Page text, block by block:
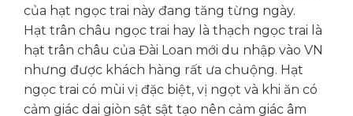
của hạt ngọc trai này đang tăng từng ngày.
Hạt trân châu ngọc trai hay là thạch ngọc trai là
hạt trân châu của Đài Loan mới du nhập vào VN
nhưng được khách hàng rất ưa chuộng. Hạt
ngọc trai có mùi vị đặc biệt, vị ngọt và khi ăn có
cảm giác dai giòn sật sật tạo nên cảm giác âm